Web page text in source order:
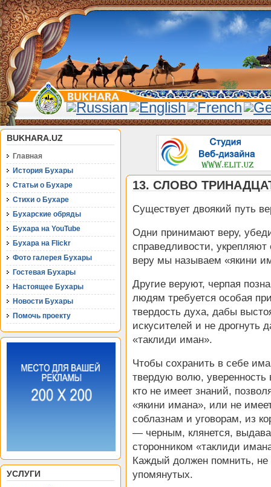
BUKHARA.UZ
Главная
История Бухары
Статьи о Бухаре
Стихи о Бухаре
Бухарские обряды
Бухара на YouTube
Бухара на Flickr
Фото галерея Бухары
Гостевая Бухары
Настоящее Бухары
Новости Бухары
Помочь проекту
УСЛУГИ
13. СЛОВО
Существует двоякий путь
Одни принимают веру,
справедливости,
веру мы называем «якини
Другие веруют, черпая
людям требуется особая
твердость духа, дабы
искусителей и не дрогнуть
«таклиди иман».
Чтобы сохранить в себе
твердую волю,
кто не имеет знаний,
«якини имана», или не
соблазнам и уговорам, из
— черным, клянется,
сторонником «таклиди
Каждый должен помнить,
упомянутых.